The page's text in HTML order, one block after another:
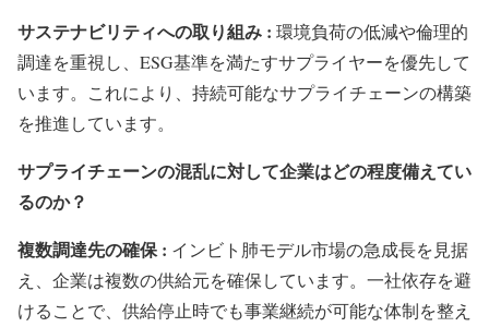
サステナビリティへの取り組み : 環境負荷の低減や倫理的
調達を重視し、ESG基準を満たすサプライヤーを優先して
います。これにより、持続可能なサプライチェーンの構築
を推進しています。
サプライチェーンの混乱に対して企業はどの程度備えてい
るのか？
複数調達先の確保 : インビト肺モデル市場の急成長を見据
え、企業は複数の供給元を確保しています。一社依存を避
けることで、供給停止時でも事業継続が可能な体制を整え